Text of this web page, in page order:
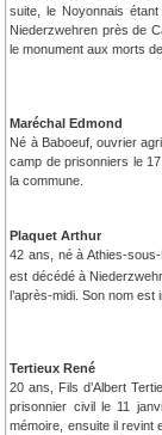
suite, le Noyonnais
Niederzwehren près de
le monument aux morts
Maréchal Edmond
Né à Baboeuf, ouvrier
camp de prisonniers le
la commune.
Plaquet Arthur
42 ans, né à Athies-
est décédé à
l’après-midi. Son nom
Tertieux René
20 ans, Fils d’Albert
prisonnier civil le 11
mémoire, ensuite il revint